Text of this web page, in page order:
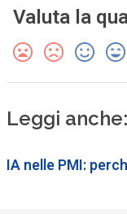
Valuta la
Leggi anche:
IA nelle PMI: